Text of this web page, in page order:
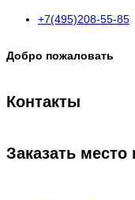
+7(495)208-55-85
Добро пожаловать
Контакты
Заказать место